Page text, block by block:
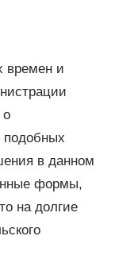
времен и
о
подобных
в данном
формы,
на долгие